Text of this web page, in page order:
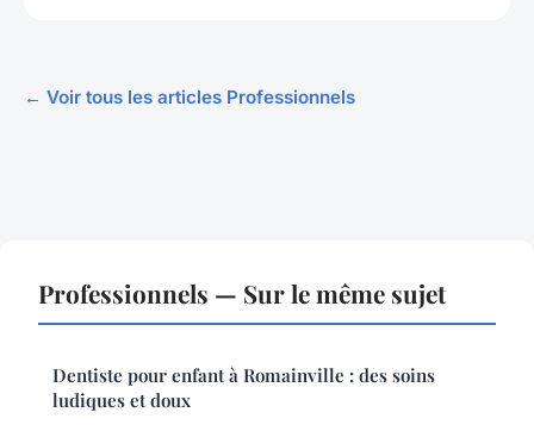
← Voir tous les articles Professionnels
Professionnels — Sur le même sujet
Dentiste pour enfant à Romainville : des soins
ludiques et doux